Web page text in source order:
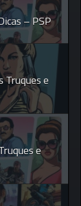
– PSP
Truques e
e